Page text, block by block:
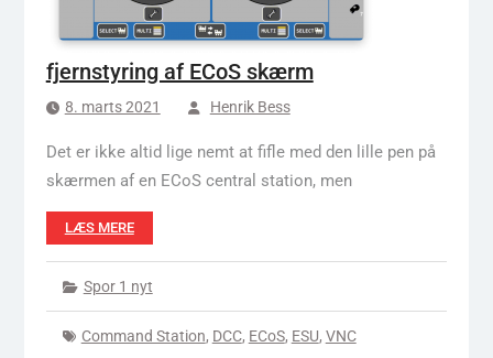
fjernstyring af ECoS skærm
8. marts 2021 Henrik Bess
Det er ikke altid lige nemt at fifle med den lille pen på
skærmen af en ECoS central station, men
LÆS MERE
Spor 1 nyt
Command Station, DCC, ECoS, ESU, VNC